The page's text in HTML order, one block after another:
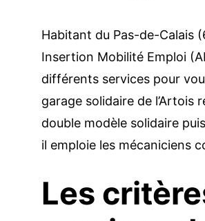
Habitant du Pas-de-Calais
Insertion Mobilité Emploi
différents services pour
garage solidaire de l’Artois
double modèle solidaire
il emploie les mécaniciens
Les